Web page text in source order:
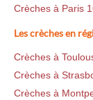
Crèches à Paris
Les crèches en
Crèches à
Crèches à
Crèches à